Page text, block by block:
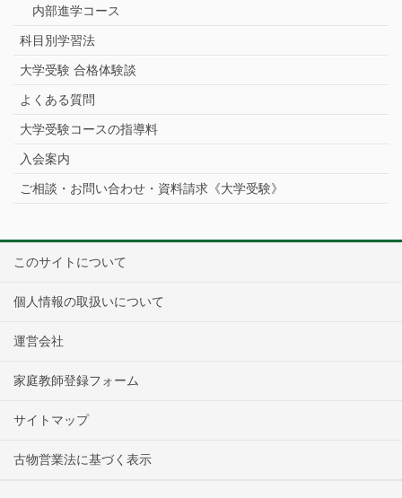
内部進学コース
科目別学習法
大学受験 合格体験談
よくある質問
大学受験コースの指導料
入会案内
ご相談・お問い合わせ・資料請求《大学受験》
このサイトについて
個人情報の取扱いについて
運営会社
家庭教師登録フォーム
サイトマップ
古物営業法に基づく表示